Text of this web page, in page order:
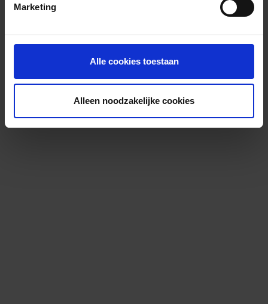
Marketing
Alle cookies toestaan
Alleen noodzakelijke cookies